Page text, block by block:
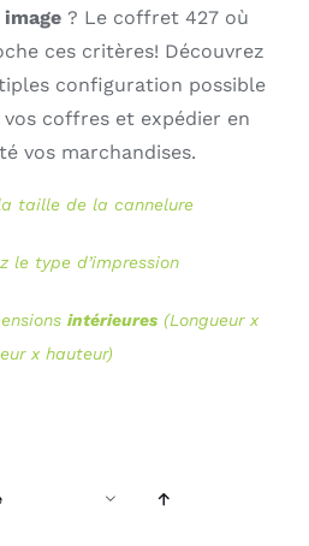
? Le coffret 427 où
ces critères! Découvrez
configuration possible
coffres et expédier en
vos marchandises.
taille de la cannelure
le type d’impression
intérieures(Longueur x
x hauteur)